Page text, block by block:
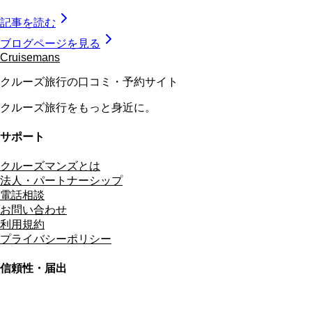
記事を読む
ブログページを見る
Cruisemans
クルーズ旅行の口コミ・予約サイト
クルーズ旅行をもっと身近に。
サポート
クルーズマンズとは
法人・パートナーシップ
電話相談
お問い合わせ
利用規約
プライバシーポリシー
信頼性・届出